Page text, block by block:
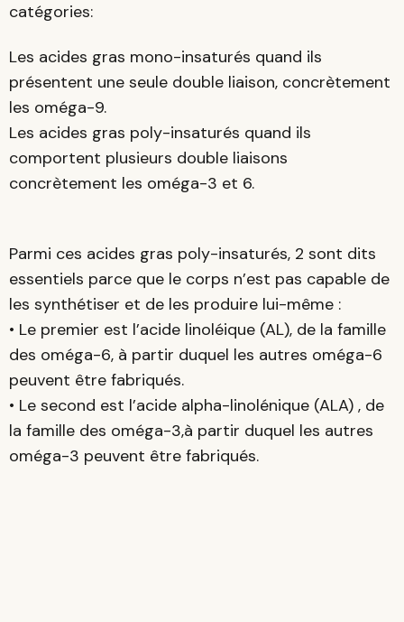
catégories:
Les acides gras mono-insaturés quand ils
présentent une seule double liaison, concrètement
les oméga-9.
Les acides gras poly-insaturés quand ils
comportent plusieurs double liaisons
concrètement les oméga-3 et 6.
Parmi ces acides gras poly-insaturés, 2 sont dits
essentiels parce que le corps n’est pas capable de
les synthétiser et de les produire lui-même :
• Le premier est l’acide linoléique (AL), de la famille
des oméga-6, à partir duquel les autres oméga-6
peuvent être fabriqués.
• Le second est l’acide alpha-linolénique (ALA) , de
la famille des oméga-3,à partir duquel les autres
oméga-3 peuvent être fabriqués.